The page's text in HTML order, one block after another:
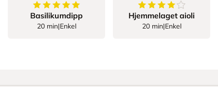
5av5stjerner
Basilikumdipp
20 min|Enkel
4.055555555555555
Hjemmelaget aioli
20 min|Enkel